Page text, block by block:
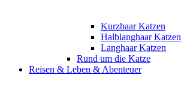
Kurzhaar Katzen
Halblanghaar Katzen
Langhaar Katzen
Rund um die Katze
Reisen & Leben & Abenteuer